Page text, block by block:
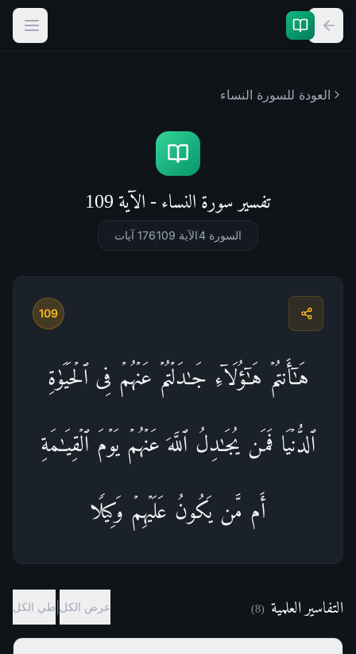
العودة للسورة النساء
تفسير سورة النساء - الآية 109
السورة 4 الآية 109 176 آيات
109
هَـٰۤأَنتُمۡ هَـٰۤؤُلَاۤءِ جَـٰدَلۡتُمۡ عَنۡهُمۡ فِی ٱلۡحَیَوٰةِ
ٱلدُّنۡیَا فَمَن یُجَـٰدِلُ ٱللَّهَ عَنۡهُمۡ یَوۡمَ ٱلۡقِیَـٰمَةِ
أَم مَّن یَكُونُ عَلَیۡهِمۡ وَكِیلࣰا
التفاسير العلمية (
8
) عرض الكل طي الكل